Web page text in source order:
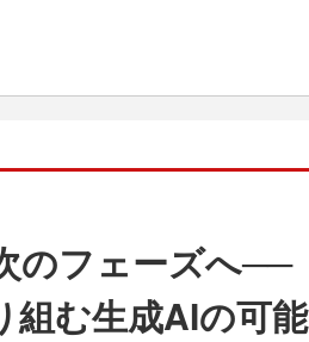
のフェーズへ──
組む生成AIの可能